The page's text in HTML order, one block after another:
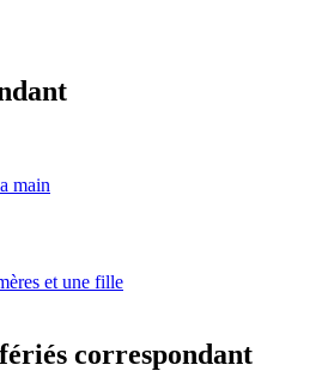
main
et une fille
correspondant